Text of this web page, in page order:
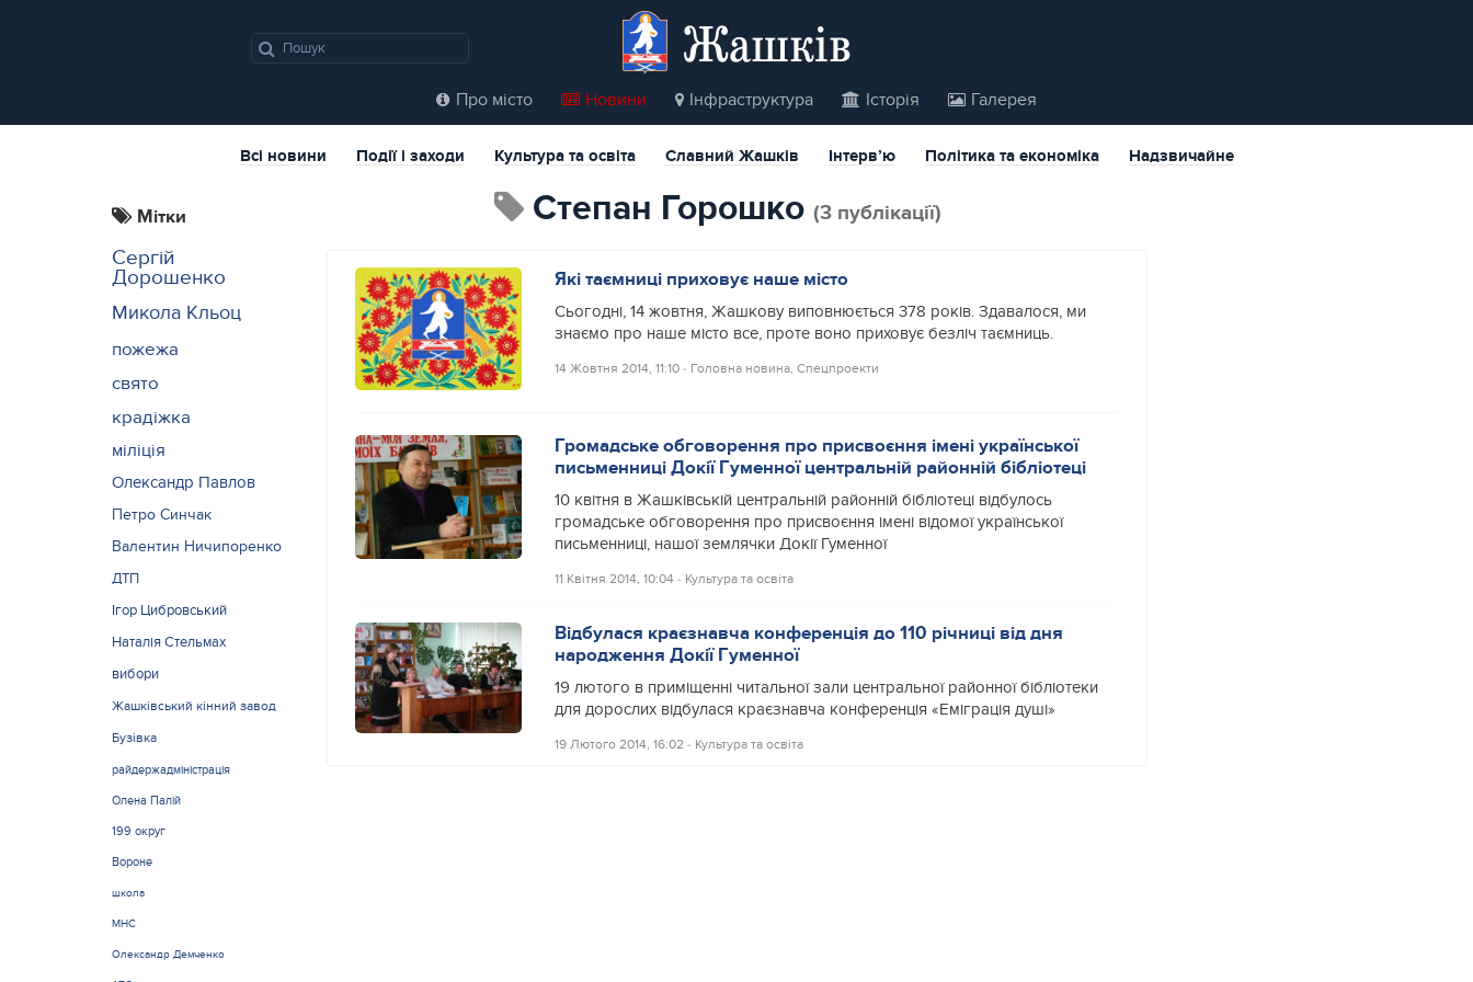
Жашків
Про місто Новини Інфраструктура Історія Галерея
Всі новини Події і заходи Культура та освіта Славний Жашків Інтерв’ю Політика та економіка Надзвичайне
Мітки
Сергій
Дорошенко
Микола Кльоц
пожежа
свято
крадіжка
міліція
Олександр Павлов
Петро Синчак
Валентин Ничипоренко
ДТП
Ігор Цибровський
Наталія Стельмах
вибори
Жашківський кінний завод
Бузівка
райдержадміністрація
Олена Палій
199 округ
Вороне
школа
МНС
Олександр Демченко
Степан Горошко (3 публікації)
Які таємниці приховує наше місто
Сьогодні, 14 жовтня, Жашкову виповнюється 378 років. Здавалося, ми
знаємо про наше місто все, проте воно приховує безліч таємниць.
14 Жовтня 2014, 11:10 ‐ Головна новина, Спецпроекти
Громадське обговорення про присвоєння імені української
письменниці Докії Гуменної центральній районній бібліотеці
10 квітня в Жашківській центральній районній бібліотеці відбулось
громадське обговорення про присвоєння імені відомої української
письменниці, нашої землячки Докії Гуменної
11 Квітня 2014, 10:04 ‐ Культура та освіта
Відбулася краєзнавча конференція до 110 річниці від дня
народження Докії Гуменної
19 лютого в приміщенні читальної зали центральної районної бібліотеки
для дорослих відбулася краєзнавча конференція «Еміграція душі»
19 Лютого 2014, 16:02 ‐ Культура та освіта